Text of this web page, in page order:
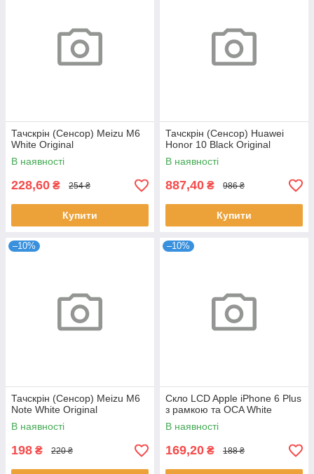
Тачскрін (Сенсор) Meizu M6
White Original
В наявності
228,60 ₴ 254 ₴
Купити
Тачскрін (Сенсор) Huawei
Honor 10 Black Original
В наявності
887,40 ₴ 986 ₴
Купити
–10%
Тачскрін (Сенсор) Meizu M6
Note White Original
В наявності
198 ₴ 220 ₴
–10%
Скло LCD Apple iPhone 6 Plus
з рамкою та OCA White
В наявності
169,20 ₴ 188 ₴